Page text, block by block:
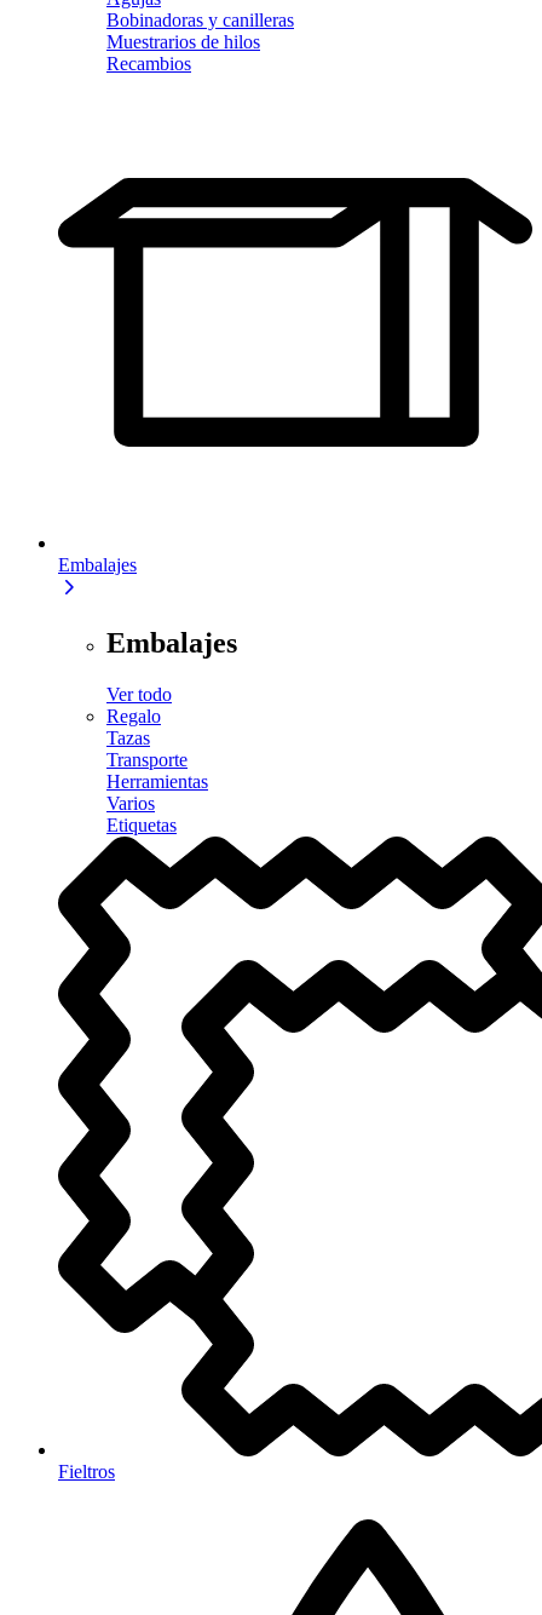
Bobinadoras y canilleras
Muestrarios de hilos
Recambios
Embalajes
Embalajes
Ver todo
Regalo
Tazas
Transporte
Herramientas
Varios
Etiquetas
Fieltros